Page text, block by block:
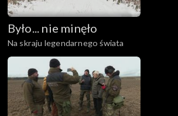
Było... nie minęło
Na skraju legendarnego świata